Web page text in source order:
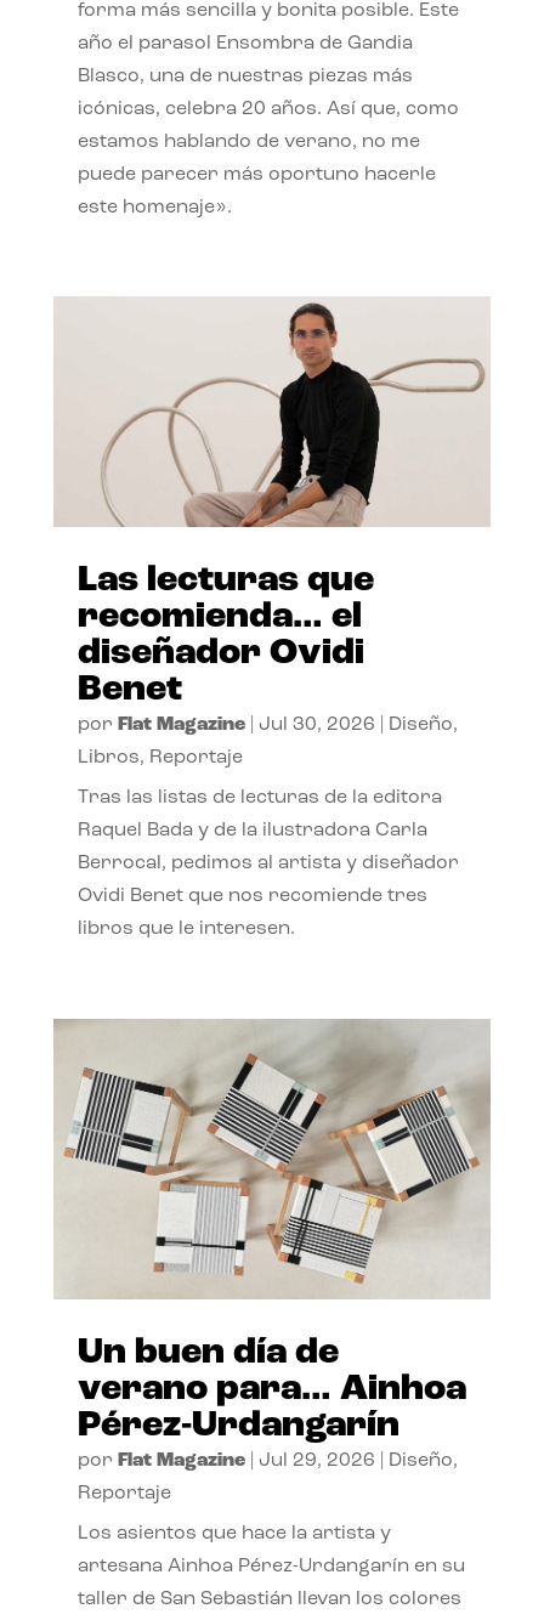
forma más sencilla y bonita posible. Este
año el parasol Ensombra de Gandia
Blasco, una de nuestras piezas más
icónicas, celebra 20 años. Así que, como
estamos hablando de verano, no me
puede parecer más oportuno hacerle
este homenaje».
Las lecturas que
recomienda… el
diseñador Ovidi
Benet
por Flat Magazine| Jul 30, 2026 Diseño,
Libros, Reportaje
Tras las listas de lecturas de la editora
Raquel Bada y de la ilustradora Carla
Berrocal, pedimos al artista y diseñador
Ovidi Benet que nos recomiende tres
libros que le interesen.
Un buen día de
verano para… Ainhoa
Pérez-Urdangarín
por Flat Magazine| Jul 29, 2026 Diseño,
Reportaje
Los asientos que hace la artista y
artesana Ainhoa Pérez-Urdangarín en su
taller de San Sebastián llevan los colores